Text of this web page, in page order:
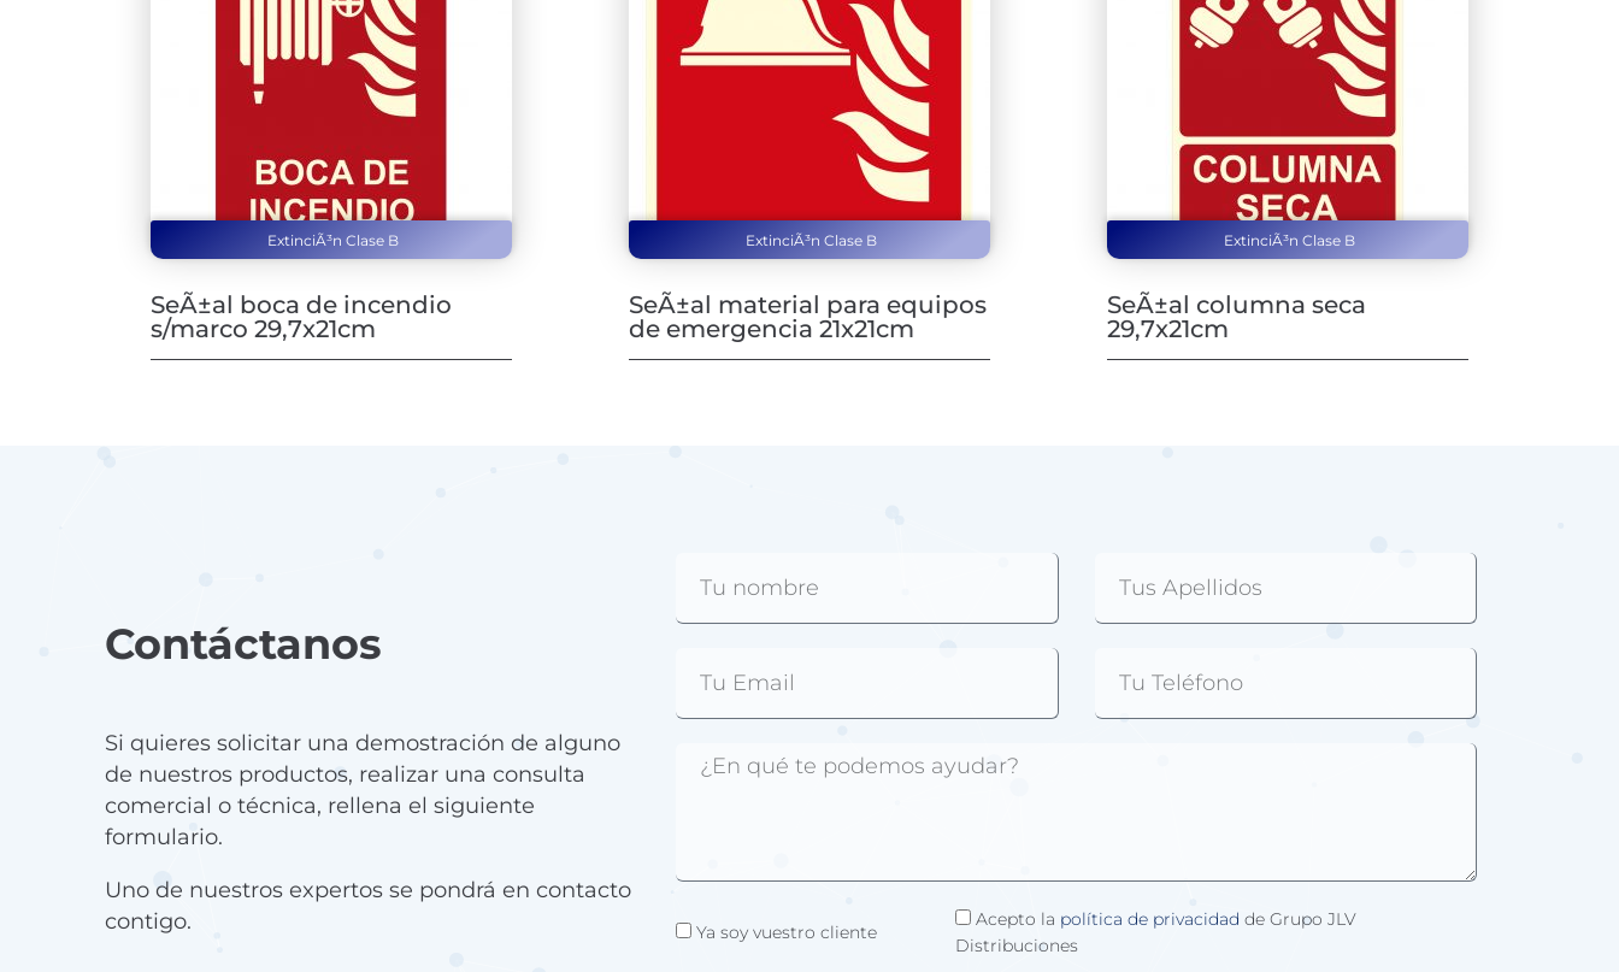
ExtinciÃ³n Clase B
SeÃ±al boca de incendio
s/marco 29,7x21cm
ExtinciÃ³n Clase B
SeÃ±al material para equipos
de emergencia 21x21cm
ExtinciÃ³n Clase B
SeÃ±al columna seca
29,7x21cm
Contáctanos
Si quieres solicitar una demostración de alguno
de nuestros productos, realizar una consulta
comercial o técnica, rellena el siguiente
formulario.
Uno de nuestros expertos se pondrá en contacto
contigo.
Ya soy vuestro cliente
Acepto la política de privacidad de Grupo JLV
Distribuciones